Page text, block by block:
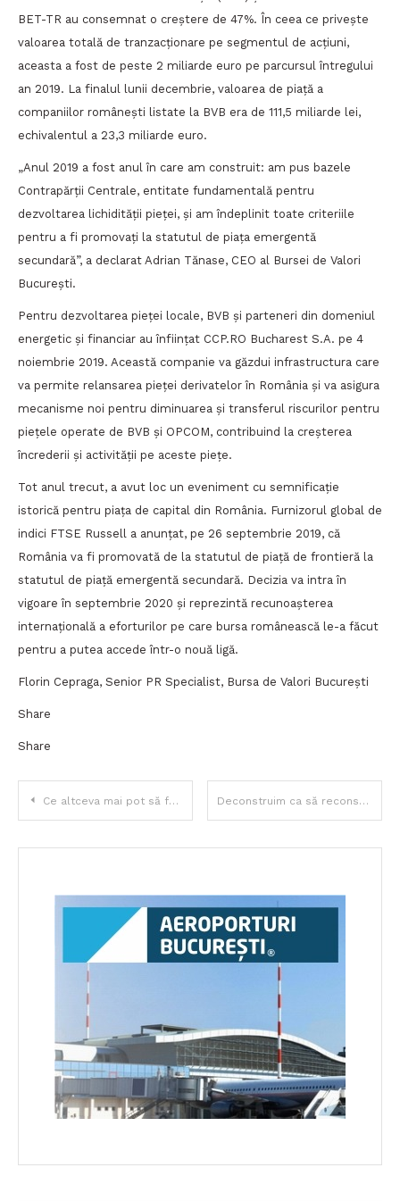
BET-TR au consemnat o creștere de 47%. În ceea ce privește
valoarea totală de tranzacționare pe segmentul de acțiuni,
aceasta a fost de peste 2 miliarde euro pe parcursul întregului
an 2019. La finalul lunii decembrie, valoarea de piață a
companiilor românești listate la BVB era de 111,5 miliarde lei,
echivalentul a 23,3 miliarde euro.
„Anul 2019 a fost anul în care am construit: am pus bazele
Contrapărții Centrale, entitate fundamentală pentru
dezvoltarea lichidității pieței, și am îndeplinit toate criteriile
pentru a fi promovați la statutul de piața emergentă
secundară”, a declarat Adrian Tănase, CEO al Bursei de Valori
București.
Pentru dezvoltarea pieței locale, BVB și parteneri din domeniul
energetic și financiar au înființat CCP.RO Bucharest S.A. pe 4
noiembrie 2019. Această companie va găzdui infrastructura care
va permite relansarea pieței derivatelor în România și va asigura
mecanisme noi pentru diminuarea și transferul riscurilor pentru
piețele operate de BVB și OPCOM, contribuind la creșterea
încrederii și activității pe aceste piețe.
Tot anul trecut, a avut loc un eveniment cu semnificație
istorică pentru piața de capital din România. Furnizorul global de
indici FTSE Russell a anunțat, pe 26 septembrie 2019, că
România va fi promovată de la statutul de piață de frontieră la
statutul de piață emergentă secundară. Decizia va intra în
vigoare în septembrie 2020 și reprezintă recunoașterea
internațională a eforturilor pe care bursa românească le-a făcut
pentru a putea accede într-o nouă ligă.
Florin Cepraga, Senior PR Specialist, Bursa de Valori București
Share
Share
Navigare
în
Ce altceva mai pot să fac? Deconstruim ca să reconstruim?